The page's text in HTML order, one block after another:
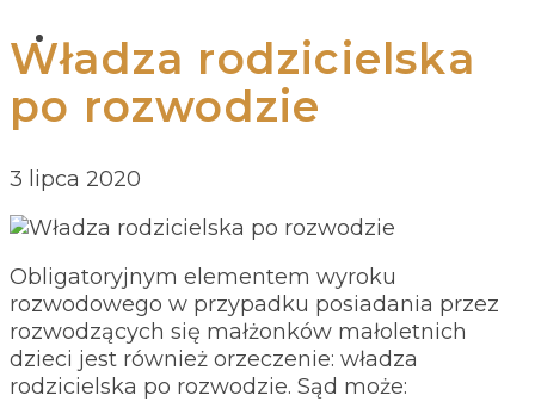
Władza rodzicielska
po rozwodzie
3 lipca 2020
Obligatoryjnym elementem wyroku
rozwodowego w przypadku posiadania przez
rozwodzących się małżonków małoletnich
dzieci jest również orzeczenie: władza
rodzicielska po rozwodzie. Sąd może: